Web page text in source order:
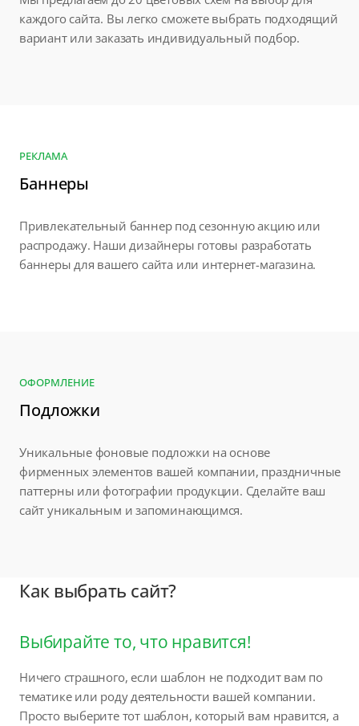
каждого сайта. Вы легко сможете выбрать подходящий
вариант или заказать индивидуальный подбор.
РЕКЛАМА
Баннеры
Привлекательный баннер под сезонную акцию или
распродажу. Наши дизайнеры готовы разработать
баннеры для вашего сайта или интернет-магазина.
ОФОРМЛЕНИЕ
Подложки
Уникальные фоновые подложки на основе
фирменных элементов вашей компании, праздничные
паттерны или фотографии продукции. Сделайте ваш
сайт уникальным и запоминающимся.
Как выбрать сайт?
Выбирайте то, что нравится!
Ничего страшного, если шаблон не подходит вам по
тематике или роду деятельности вашей компании.
Просто выберите тот шаблон, который вам нравится, а